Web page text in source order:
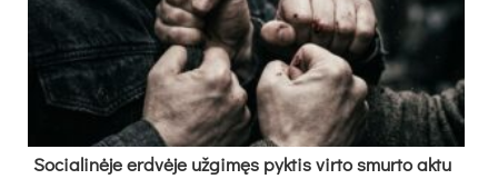
So­cia­li­nė­je erd­vė­je už­gi­męs pyk­tis vir­to smur­to ak­tu